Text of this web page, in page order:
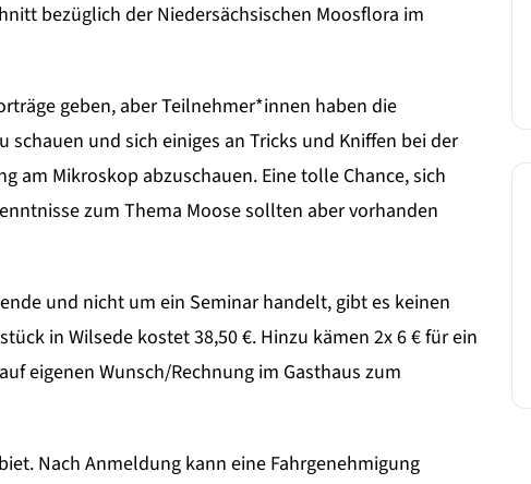
bezüglich der Niedersächsischen Moosflora im
geben, aber Teilnehmer*innen haben die
und sich einiges an Tricks und Kniffen bei der
am Mikroskop abzuschauen. Eine tolle Chance, sich
zum Thema Moose sollten aber vorhanden
und nicht um ein Seminar handelt, gibt es keinen
in Wilsede kostet 38,50 €. Hinzu kämen 2x 6 € für ein
eigenen Wunsch/Rechnung im Gasthaus zum
Nach Anmeldung kann eine Fahrgenehmigung